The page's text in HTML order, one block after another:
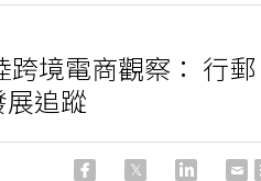
跨境電商觀察： 行郵
追蹤